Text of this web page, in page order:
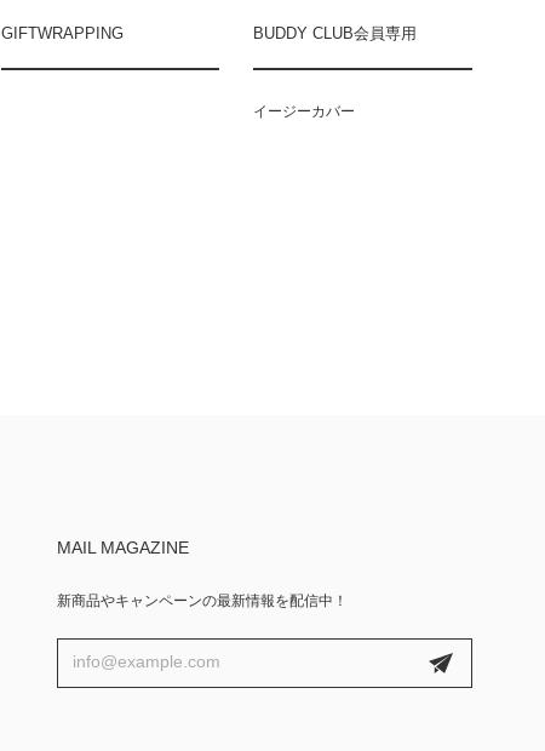
GIFTWRAPPING BUDDY CLUB会員専用
イージーカバー
MAIL MAGAZINE
新商品やキャンペーンの最新情報を配信中！